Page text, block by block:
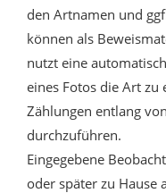
den Artnamen und
können als
nutzt eine
eines Fotos die Art zu
Zählungen entlang
durchzuführen.
Eingegebene
oder später zu